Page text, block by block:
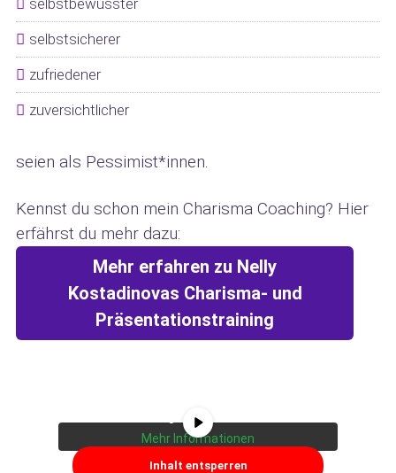
selbstsicherer
zufriedener
zuversichtlicher
seien als Pessimist*innen.
Kennst du schon mein Charisma Coaching? Hier
erfährst du mehr dazu:
Mehr erfahren zu Nelly
Kostadinovas Charisma- und
Präsentationstraining
Sie sehen gerade einen Platzhalterinhalt
weitergegeben werden.
Mehr Informationen
Inhalt entsperren